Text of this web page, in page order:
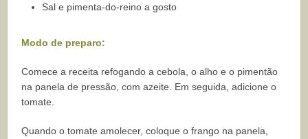
Sal e pimenta-do-reino a gosto
Modo de preparo:
Comece a receita refogando a cebola, o alho e o pimentão
na panela de pressão, com azeite. Em seguida, adicione o
tomate.
Quando o tomate amolecer, coloque o frango na panela,